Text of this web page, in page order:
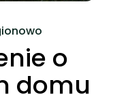
o
domu